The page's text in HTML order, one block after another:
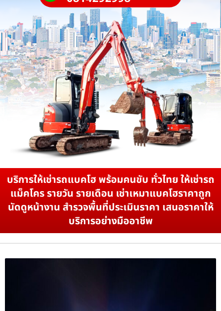
บริการให้เช่ารถแบคโฮ พร้อมคนขับ ทั่วไทย ให้เช่ารถ
แม็คโคร รายวัน รายเดือน เช่าเหมาแบคโฮราคาถูก
นัดดูหน้างาน สำรวจพื้นที่ประเมินราคา เสนอราคาให้
บริการอย่างมืออาชีพ